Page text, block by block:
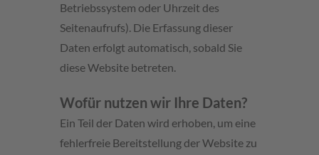
Betriebssystem oder Uhrzeit des
Seitenaufrufs). Die Erfassung dieser
Daten erfolgt automatisch, sobald Sie
diese Website betreten.
Wofür nutzen wir Ihre Daten?
Ein Teil der Daten wird erhoben, um eine
fehlerfreie Bereitstellung der Website zu